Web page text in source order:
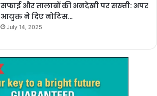
सफाई और तालाबों की अनदेखी पर सख्ती: अपर
आयुक्त ने दिए नोटिस…
July 14, 2025